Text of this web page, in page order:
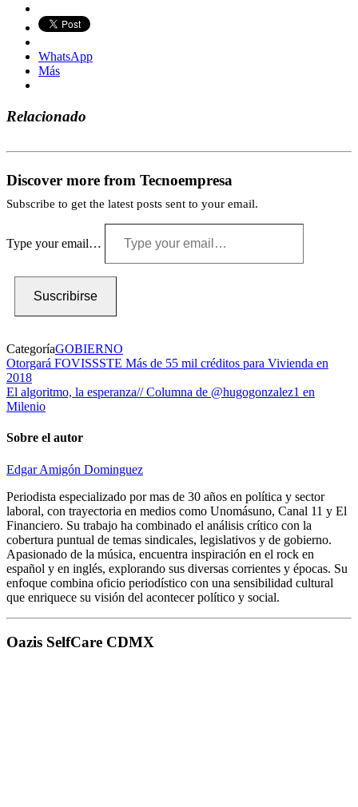
WhatsApp
Más
Relacionado
Discover more from Tecnoempresa
Subscribe to get the latest posts sent to your email.
Type your email…
Suscribirse
CategoríaGOBIERNO
Otorgará FOVISSSTE Más de 55 mil créditos para Vivienda en
2018
El algoritmo, la esperanza// Columna de @hugogonzalez1 en
Milenio
Sobre el autor
Edgar Amigón Dominguez
Periodista especializado por mas de 30 años en política y sector
laboral, con trayectoria en medios como Unomásuno, Canal 11 y El
Financiero. Su trabajo ha combinado el análisis crítico con la
cobertura puntual de temas sindicales, legislativos y de gobierno.
Apasionado de la música, encuentra inspiración en el rock en
español y en inglés, explorando sus diversas corrientes y épocas. Su
enfoque combina oficio periodístico con una sensibilidad cultural
que enriquece su visión del acontecer político y social.
Oazis SelfCare CDMX